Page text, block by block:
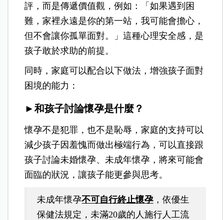
評，而是傳遞價值觀，例如：「如果遇到困
難，家裡永遠是你的第一站，我可能會擔心，
但不會讓你孤單面對。」這種心理安全感，是
孩子敢於求助的前提。
同時，家庭可以配合以下做法，增強孩子面對
困境的能力：
►和孩子討論懷孕是什麼？
懷孕不是犯罪，也不是恥辱，家庭的支持可以
減少孩子因羞愧而做出極端行為，可以直接跟
孩子討論未婚懷孕、未成年懷孕，將來可能會
面臨的狀況，讓孩子能更參與思考。
未成年懷孕不可自行終止懷孕 ，依優生
保健法規定，未滿20歲的人施行人工流